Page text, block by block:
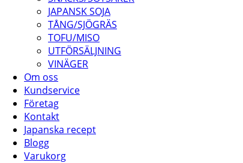
JAPANSK SOJA
TÅNG/SJÖGRÄS
TOFU/MISO
UTFÖRSÄLJNING
VINÄGER
Om oss
Kundservice
Företag
Kontakt
Japanska recept
Blogg
Varukorg